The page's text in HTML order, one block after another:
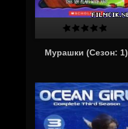
Мурашки (Сезон: 1)